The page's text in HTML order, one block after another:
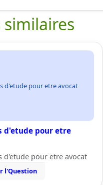
d'etude pour etre avocat
d'etude pour etre
d'etude pour etre avocat
l'Question